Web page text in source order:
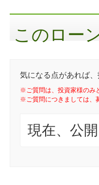
このロー
気になる点があれば
※ご質問は、投資家様のみ
※ご質問につきましては、
現在、公